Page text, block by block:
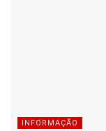
INFORMAÇÃO